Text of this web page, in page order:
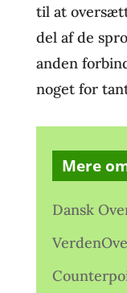
til at
del af de
anden
noget for
Mere
Dansk